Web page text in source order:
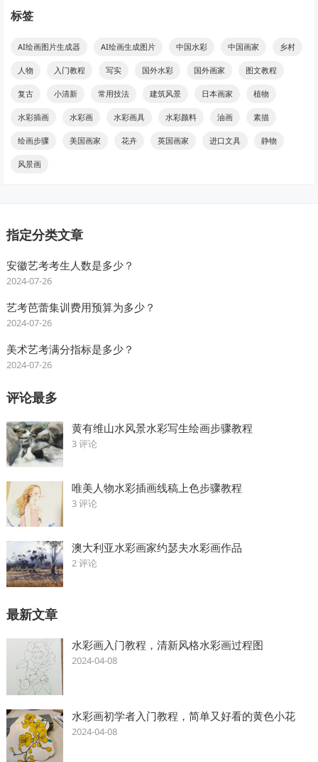
标签
AI绘画图片生成器 AI绘画生成图片 中国水彩 中国画家 乡村
人物 入门教程 写实 国外水彩 国外画家 图文教程
复古 小清新 常用技法 建筑风景 日本画家 植物
水彩插画 水彩画 水彩画具 水彩颜料 油画 素描
绘画步骤 美国画家 花卉 英国画家 进口文具 静物
风景画
指定分类文章
安徽艺考考生人数是多少？
2024-07-26
艺考芭蕾集训费用预算为多少？
2024-07-26
美术艺考满分指标是多少？
2024-07-26
评论最多
黄有维山水风景水彩写生绘画步骤教程
3 评论
唯美人物水彩插画线稿上色步骤教程
3 评论
澳大利亚水彩画家约瑟夫水彩画作品
2 评论
最新文章
水彩画入门教程，清新风格水彩画过程图
2024-04-08
水彩画初学者入门教程，简单又好看的黄色小花
2024-04-08